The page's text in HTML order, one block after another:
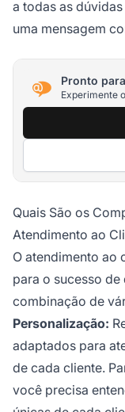
a todas as
uma mensagem
Pronto
Experimente
Quais São os
Atendimento ao
O atendimento ao
para o sucesso
combinação de
Personalização:
adaptados para
de cada cliente.
você precisa